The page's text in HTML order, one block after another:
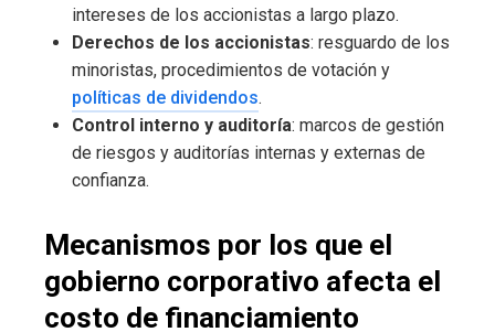
intereses de los accionistas a largo plazo.
Derechos de los accionistas: resguardo de los
minoristas, procedimientos de votación y
políticas de dividendos.
Control interno y auditoría: marcos de gestión
de riesgos y auditorías internas y externas de
confianza.
Mecanismos por los que el
gobierno corporativo afecta el
costo de financiamiento